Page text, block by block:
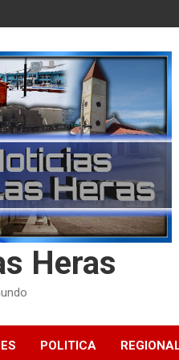
Heras
POLITICA